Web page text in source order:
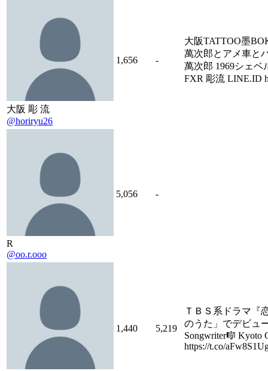
大阪 彫 流
@horiryu26
1,656 -
大阪TATTOO墨
萬次郎とアメ車と
萬次郎 1969シェベ
FXR 彫流 LINE.ID
R
@oo.r.ooo
5,056 -
1,440 5,219
ＴＢＳ系ドラマ『
のうた」でデビュ
Songwriter🎼
https://t.co/